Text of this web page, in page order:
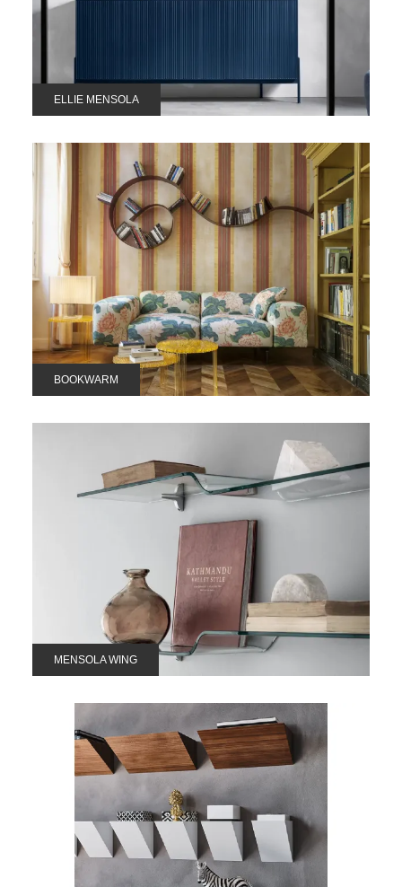
ELLIE MENSOLA
BOOKWARM
MENSOLA WING